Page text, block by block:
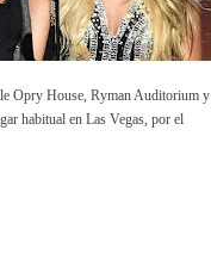
Opry House, Ryman Auditorium y
habitual en Las Vegas, por el